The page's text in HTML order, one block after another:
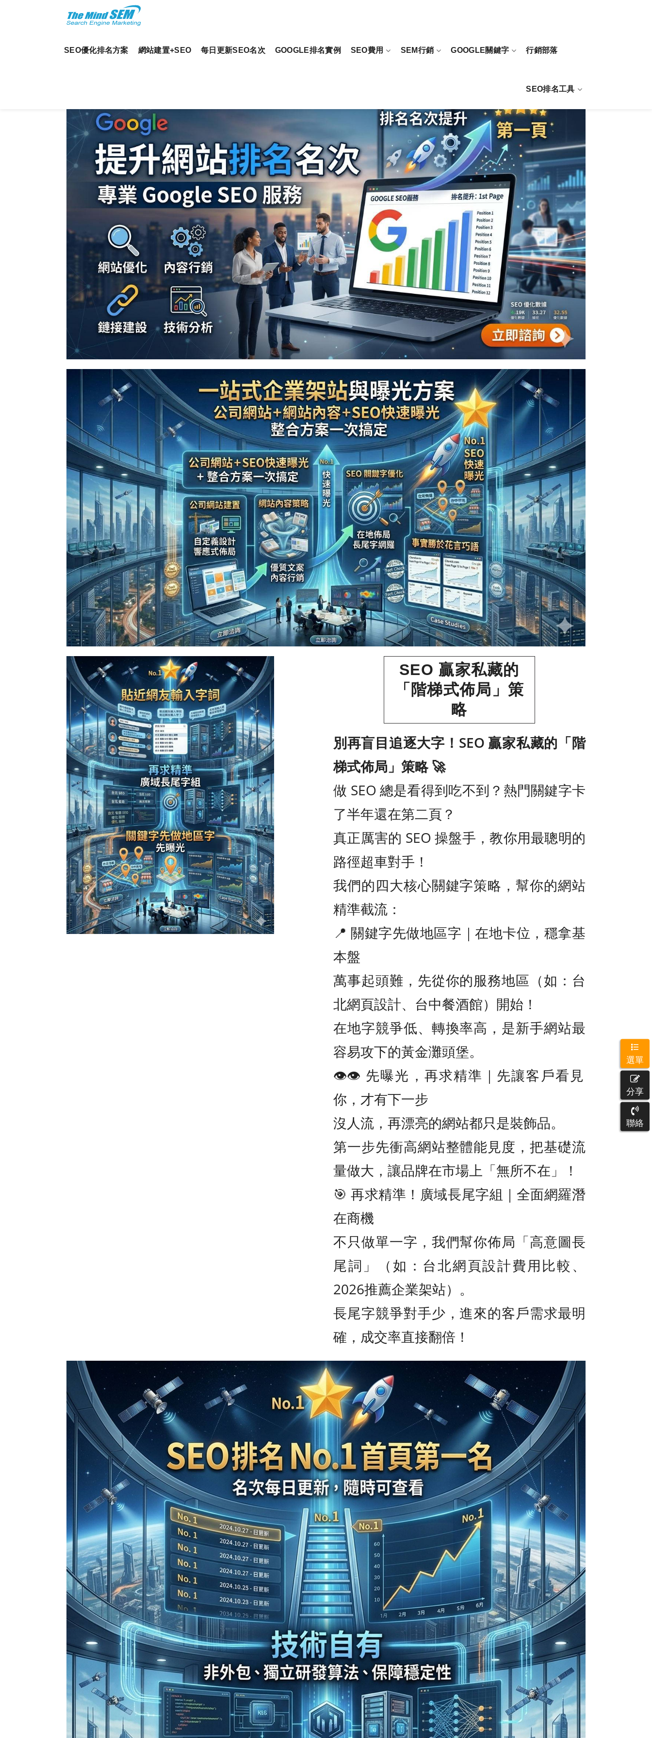
SEO優化排名方案 網站建置+SEO 每日更新SEO名次 GOOGLE排名實例 SEO費用 SEM行銷 GOOGLE關鍵字 行銷部落
SEO排名工具
SEO 贏家私藏的
「階梯式佈局」策
略
別再盲目追逐大字！SEO 贏家私藏的「階
梯式佈局」策略 🚀
做 SEO 總是看得到吃不到？熱門關鍵字卡
了半年還在第二頁？
真正厲害的 SEO 操盤手，教你用最聰明的
路徑超車對手！
我們的四大核心關鍵字策略，幫你的網站
精準截流：
📍 關鍵字先做地區字｜在地卡位，穩拿基
本盤
萬事起頭難，先從你的服務地區（如：台
北網頁設計、台中餐酒館）開始！
在地字競爭低、轉換率高，是新手網站最
容易攻下的黃金灘頭堡。
👁️‍👁️‍ 先曝光，再求精準｜先讓客戶看見
你，才有下一步
沒人流，再漂亮的網站都只是裝飾品。
第一步先衝高網站整體能見度，把基礎流
量做大，讓品牌在市場上「無所不在」！
🎯 再求精準！廣域長尾字組｜全面網羅潛
在商機
不只做單一字，我們幫你佈局「高意圖長
尾詞」（如：台北網頁設計費用比較、
2026推薦企業架站）。
長尾字競爭對手少，進來的客戶需求最明
確，成交率直接翻倍！
選單
分享
聯絡